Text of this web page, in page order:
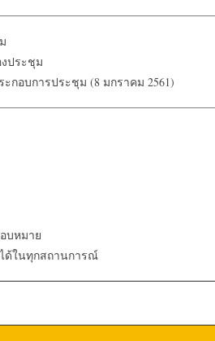
ประชุม
กอบการประชุม (8 มกราคม 2561)
บหมาย
ด้ในทุกสถานการณ์